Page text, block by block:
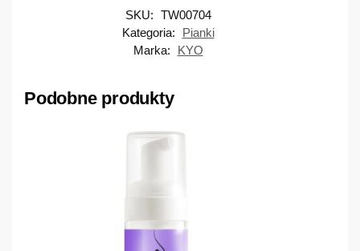
SKU: TW00704
Kategoria:
Pianki
Marka:
KYO
Podobne produkty